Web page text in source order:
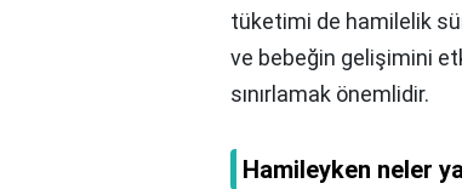
tüketimi de hamilelik
ve bebeğin gelişimini
sınırlamak önemlidir.
Hamileyken neler